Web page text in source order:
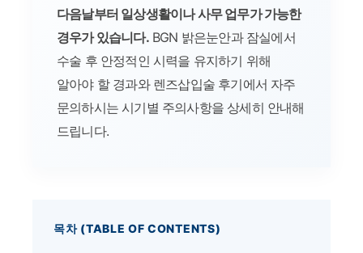
다음날부터 일상생활이나 사무 업무가 가능한
경우가 있습니다.BGN 밝은눈안과 잠실에서
수술 후 안정적인 시력을 유지하기 위해
알아야 할 경과와 렌즈삽입술 후기에서 자주
문의하시는 시기별 주의사항을 상세히 안내해
드립니다.
목차 (TABLE OF CONTENTS)